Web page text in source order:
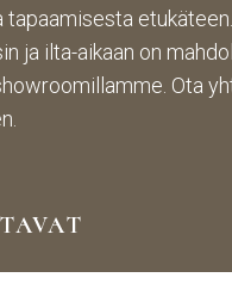
tapaamisesta
ja ilta-aikaan on
Ota